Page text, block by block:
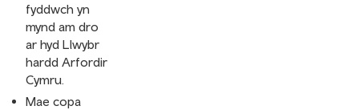
fyddwch yn
mynd am dro
ar hyd Llwybr
hardd Arfordir
Cymru.
Mae copa